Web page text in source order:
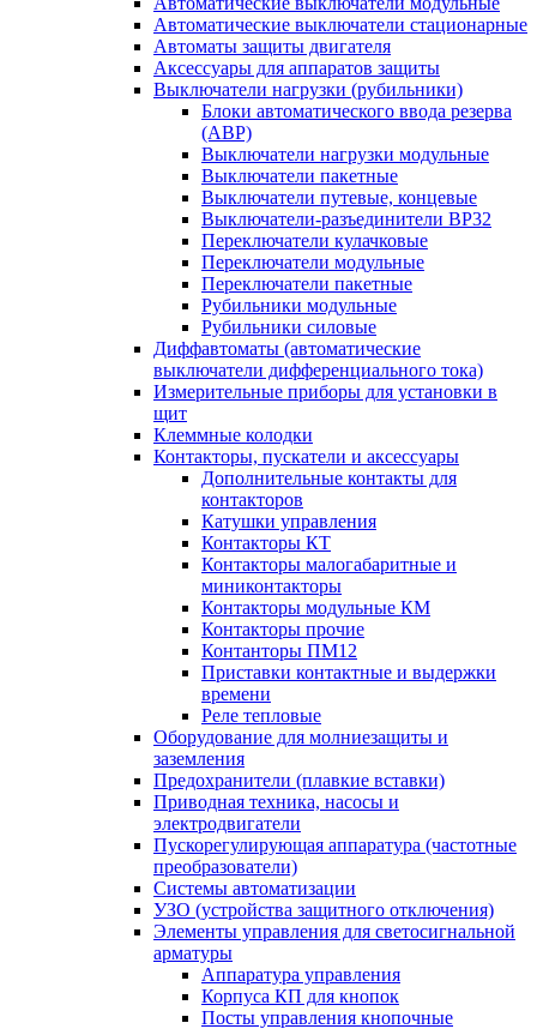
Автоматические выключатели стационарные
Автоматы защиты двигателя
Аксессуары для аппаратов защиты
Выключатели нагрузки (рубильники)
Блоки автоматического ввода резерва
(АВР)
Выключатели нагрузки модульные
Выключатели пакетные
Выключатели путевые, концевые
Выключатели-разъединители ВР32
Переключатели кулачковые
Переключатели модульные
Переключатели пакетные
Рубильники модульные
Рубильники силовые
Диффавтоматы (автоматические
выключатели дифференциального тока)
Измерительные приборы для установки в
щит
Клеммные колодки
Контакторы, пускатели и аксессуары
Дополнительные контакты для
контакторов
Катушки управления
Контакторы КТ
Контакторы малогабаритные и
миниконтакторы
Контакторы модульные КМ
Контакторы прочие
Контанторы ПМ12
Приставки контактные и выдержки
времени
Реле тепловые
Оборудование для молниезащиты и
заземления
Предохранители (плавкие вставки)
Приводная техника, насосы и
электродвигатели
Пускорегулирующая аппаратура (частотные
преобразователи)
Системы автоматизации
УЗО (устройства защитного отключения)
Элементы управления для светосигнальной
арматуры
Аппаратура управления
Корпуса КП для кнопок
Посты управления кнопочные